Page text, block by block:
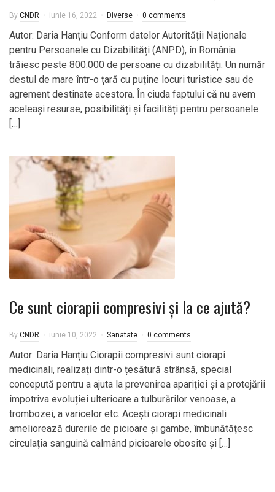
By CNDR iunie 16, 2022 Diverse 0 comments
Autor: Daria Hanțiu Conform datelor Autorității Naționale
pentru Persoanele cu Dizabilități (ANPD), în România
trăiesc peste 800.000 de persoane cu dizabilități. Un număr
destul de mare într-o țară cu puține locuri turistice sau de
agrement destinate acestora. În ciuda faptului că nu avem
aceleași resurse, posibilități și facilități pentru persoanele
[…]
Ce sunt ciorapii compresivi și la ce ajută?
By CNDR iunie 10, 2022 Sanatate 0 comments
Autor: Daria Hanțiu Ciorapii compresivi sunt ciorapi
medicinali, realizați dintr-o țesătură strânsă, special
concepută pentru a ajuta la prevenirea apariției și a protejării
împotriva evoluției ulterioare a tulburărilor venoase, a
trombozei, a varicelor etc. Acești ciorapi medicinali
ameliorează durerile de picioare și gambe, îmbunătățesc
circulația sanguină calmând picioarele obosite și […]